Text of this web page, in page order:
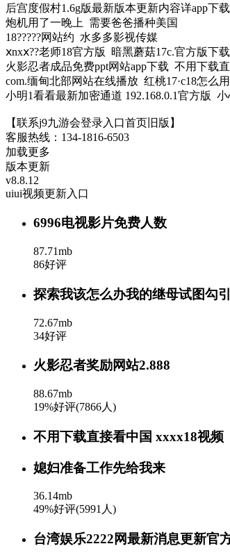
后宫度假村1.6g版最新版本更新内容详app下
炮机用了一晚上 需要爸爸播种美国
18?????网站约 水多多影视传媒
ⅹnxⅹ??老师18官方版 暗黑蘑菇17c.官方版下载
火影忍者成品免费ppt网站app下载 不用下载
com.缅甸北部网站在线播放 红桃17·c18怎么
小明1看看最新加密通道 192.168.0.1官方版
【联系j9九游会登录入口首页旧版】
客服热线：134-1816-6503
加载更多
版本更新
v8.8.12
uiui视频更新入口
6996电视影片免费人数
87.71mb
86好评
探索我该怎么办我的继母试图勾
72.67mb
34好评
火影忍者奖励网站2.888
88.67mb
19%好评(7866人)
不用下载直接看中国 xxxx18视频
媳妇准备工作先给我来
36.14mb
49%好评(5991人)
台湾娱乐2222网最新消息更新官